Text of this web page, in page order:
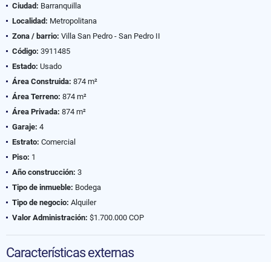
Ciudad: Barranquilla
Localidad: Metropolitana
Zona / barrio: Villa San Pedro - San Pedro II
Código: 3911485
Estado: Usado
Área Construida: 874 m²
Área Terreno: 874 m²
Área Privada: 874 m²
Garaje: 4
Estrato: Comercial
Piso: 1
Año construcción: 3
Tipo de inmueble: Bodega
Tipo de negocio: Alquiler
Valor Administración: $1.700.000 COP
Características externas